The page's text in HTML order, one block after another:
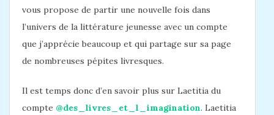
vous propose de partir une nouvelle fois dans
l’univers de la littérature jeunesse avec un compte
que j’apprécie beaucoup et qui partage sur sa page
de nombreuses pépites livresques.
Il est temps donc d’en savoir plus sur Laetitia du
compte @des_livres_et_l_imagination. Laetitia